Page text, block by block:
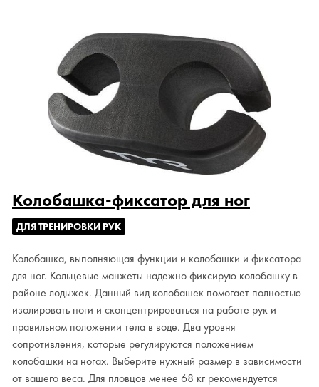
Колобашка-фиксатор для ног
ДЛЯ ТРЕНИРОВКИ РУК
Колобашка, выполняющая функции и колобашки и фиксатора
для ног. Кольцевые манжеты надежно фиксирую колобашку в
районе лодыжек. Данный вид колобашек помогает полностью
изолировать ноги и сконцентрироваться на работе рук и
правильном положении тела в воде. Два уровня
сопротивления, которые регулируются положением
колобашки на ногах. Выберите нужный размер в зависимости
от вашего веса. Для пловцов менее 68 кг рекомендуется